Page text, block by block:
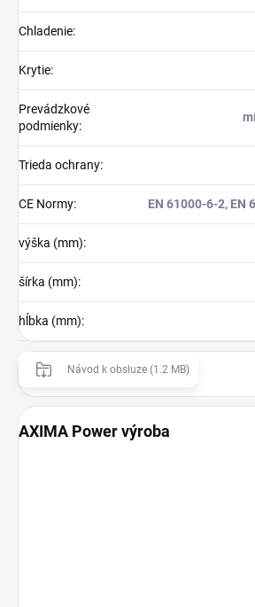
Chladenie:
Krytie:
Prevádzkové
podmienky:
Trieda ochrany:
CE Normy: EN 61000-6-2, EN
výška (mm):
šírka (mm):
hĺbka (mm):
Návod k obsluze (1.2 MB)
AXIMA Power výroba